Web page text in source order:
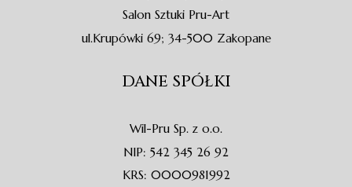
Salon Sztuki Pru-Art
ul.Krupówki 69; 34-500 Zakopane
DANE SPÓŁKI
Wil-Pru Sp. z o.o.
NIP: 542 345 26 92
KRS: 0000981992